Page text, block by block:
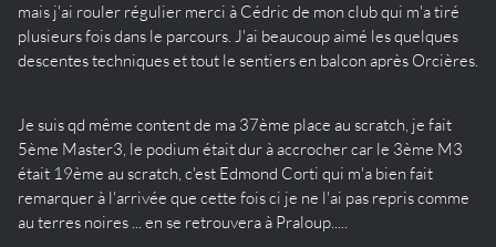
mais j'ai rouler régulier merci à Cédric de mon club qui m'a tiré
plusieurs fois dans le parcours. J'ai beaucoup aimé les quelques
descentes techniques et tout le sentiers en balcon après Orcières.
Je suis qd même content de ma 37ème place au scratch, je fait
5ème Master3, le podium était dur à accrocher car le 3ème M3
était 19ème au scratch, c'est Edmond Corti qui m'a bien fait
remarquer à l'arrivée que cette fois ci je ne l'ai pas repris comme
au terres noires ... en se retrouvera à Praloup.....